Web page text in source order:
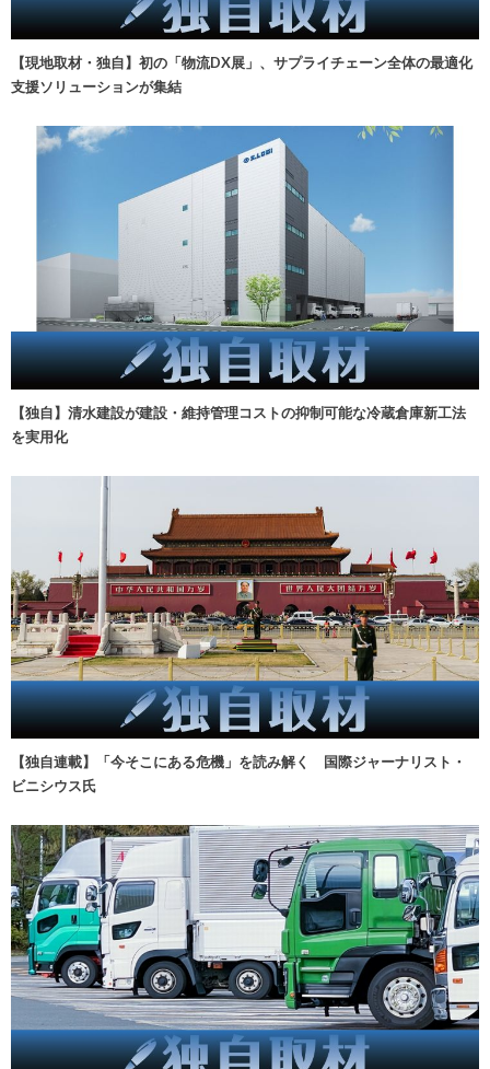
【現地取材・独自】初の「物流DX展」、サプライチェーン全体の最適化
支援ソリューションが集結
【独自】清水建設が建設・維持管理コストの抑制可能な冷蔵倉庫新工法
を実用化
【独自連載】「今そこにある危機」を読み解く 国際ジャーナリスト・
ビニシウス氏